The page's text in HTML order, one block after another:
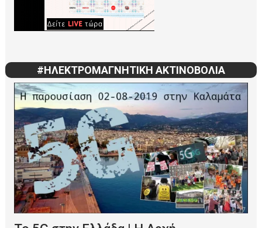
#ΗΛΕΚΤΡΟΜΑΓΝΗΤΙΚΗ ΑΚΤΙΝΟΒΟΛΙΑ